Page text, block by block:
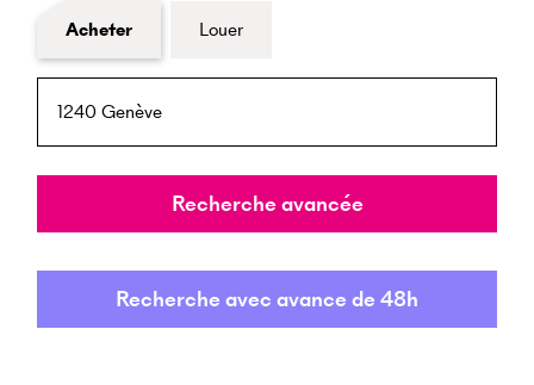
Formulaire de recherche de biens
Acheter Louer
NPA / Lieu
Rayon
Recherche avancée
Recherche avec avance de 48h